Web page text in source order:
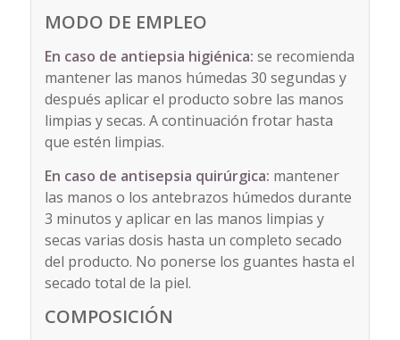
MODO DE EMPLEO
En caso de antiepsia higiénica: se recomienda
mantener las manos húmedas 30 segundas y
después aplicar el producto sobre las manos
limpias y secas. A continuación frotar hasta
que estén limpias.
En caso de antisepsia quirúrgica: mantener
las manos o los antebrazos húmedos durante
3 minutos y aplicar en las manos limpias y
secas varias dosis hasta un completo secado
del producto. No ponerse los guantes hasta el
secado total de la piel.
COMPOSICIÓN